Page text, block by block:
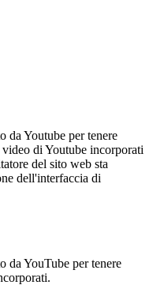
da Youtube per tenere
di Youtube incorporati
del sito web sta
dell'interfaccia di
da YouTube per tenere